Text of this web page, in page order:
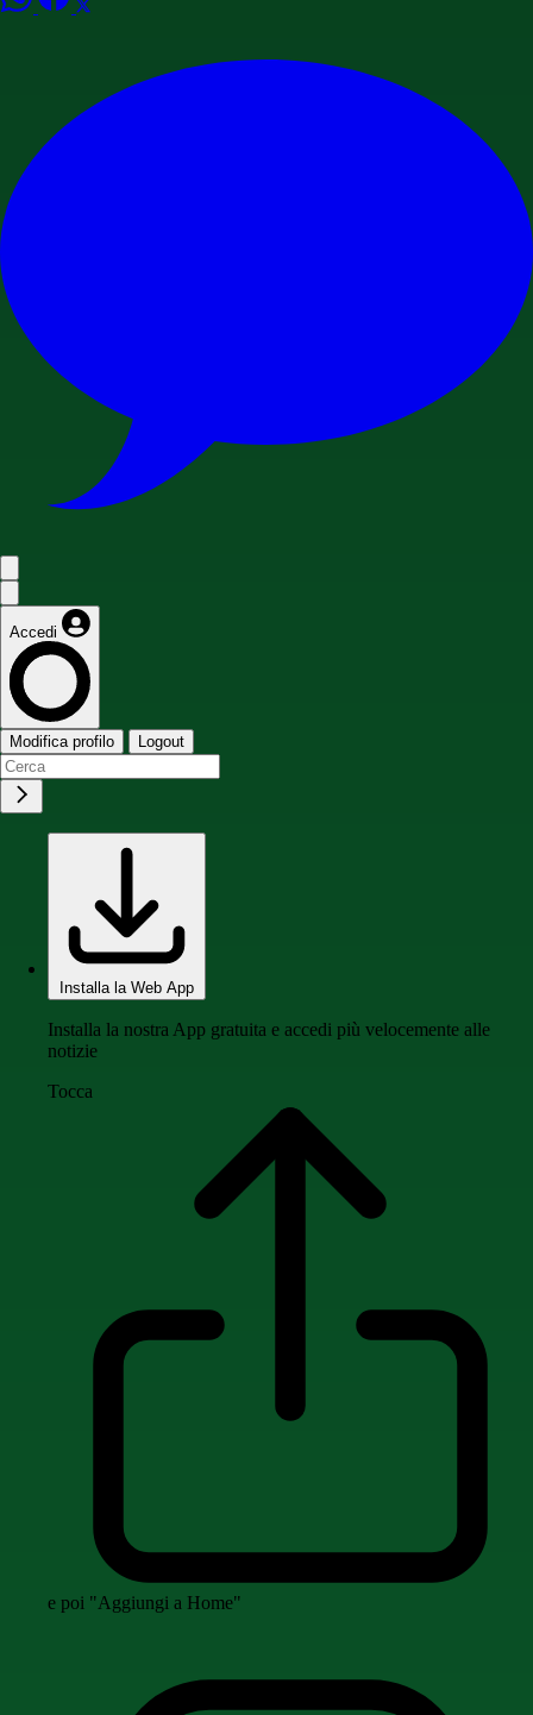
Accedi
Modifica profilo Logout
Installa la Web App
Installa la nostra App gratuita e accedi più velocemente alle
notizie
Tocca
e poi "Aggiungi a Home"